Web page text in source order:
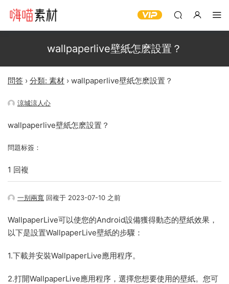
wallpaperlive壁紙怎麽設置？
問答 › 分類: 素材 › wallpaperlive壁紙怎麽設置？
涼城涼人心
wallpaperlive壁紙怎麽設置？
問題标簽：
1 回複
一别兩寬 回複于 2023-07-10 之前
WallpaperLive可以使您的Android設備獲得動态的壁紙效果，
以下是設置WallpaperLive壁紙的步驟：
1.下載并安裝WallpaperLive應用程序。
2.打開WallpaperLive應用程序，選擇您想要使用的壁紙。您可